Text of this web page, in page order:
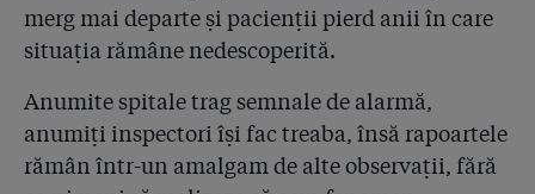
4.27
O martoră care a dus acte împotriva lui Condrea l-a
sunat aseară, înspăimântată, pe procurorul de caz.
Două întrebări pentru investigatori: 1. L-ați filat? 2.
Din convorbirile telefonice nu v-ați dat seama că e
posibil să se sinucidă?
4.28
Ambulanța președintelui României și cele ale CSAT au
merg mai departe și pacienții pierd anii în care
situația rămâne nedescoperită.
Anumite spitale trag semnale de alarmă,
anumiți inspectori își fac treaba, însă rapoartele
rămân într-un amalgam de alte observații, fără